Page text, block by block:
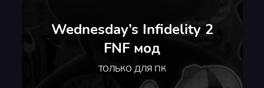
Wednesday’s Infidelity 2
FNF мод
ТОЛЬКО ДЛЯ ПК